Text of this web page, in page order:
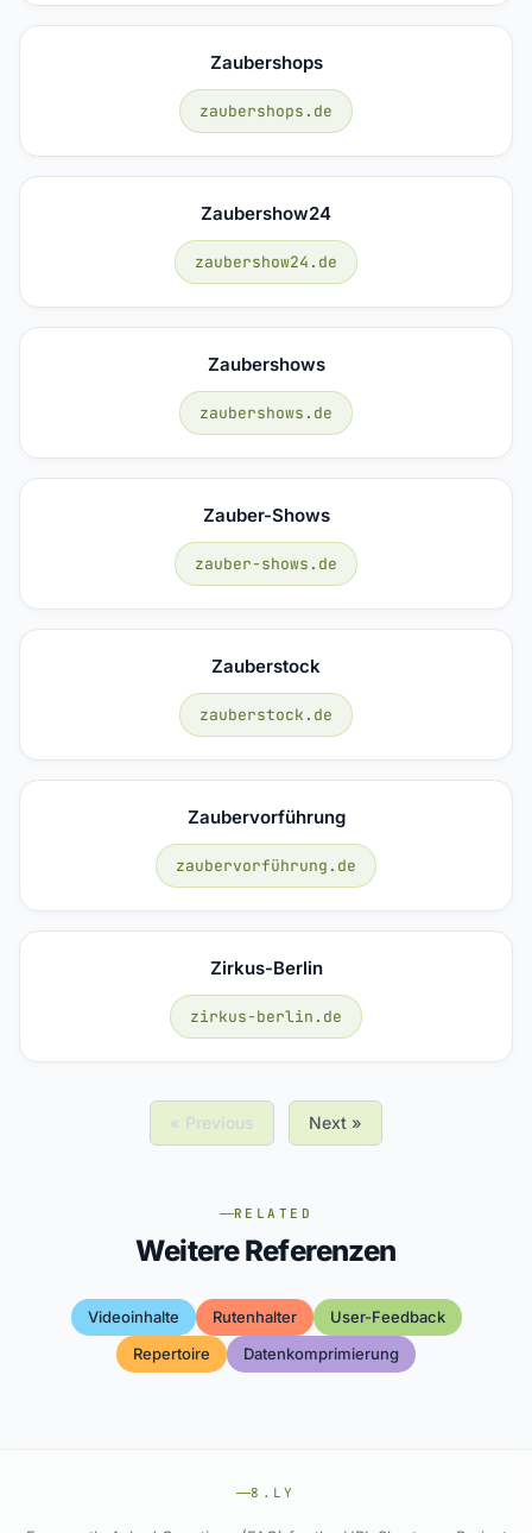
Zaubershops
zaubershops.de
Zaubershow24
zaubershow24.de
Zaubershows
zaubershows.de
Zauber-Shows
zauber-shows.de
Zauberstock
zauberstock.de
Zaubervorführung
zaubervorführung.de
Zirkus-Berlin
zirkus-berlin.de
« Previous Next »
RELATED
Weitere Referenzen
Videoinhalte Rutenhalter
User-Feedback
Repertoire
Datenkomprimierung
8.LY